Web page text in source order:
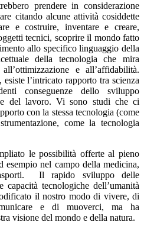
prendere in considerazione
citando alcune attività cosiddette
e costruire, inventare e creare,
tecnici, scoprire il mondo fatto
allo specifico linguaggio della
della tecnologia che mira
e all’affidabilità.
l’intricato rapporto tra scienza
conseguenze dello sviluppo
del lavoro. Vi sono studi che ci
con la stessa tecnologia (come
come la tecnologia
le possibilità offerte al pieno
esempio nel campo della medicina,
Il rapido sviluppo delle
capacità tecnologiche dell’umanità
il nostro modo di vivere, di
e di muoverci, ma ha
visione del mondo e della natura.